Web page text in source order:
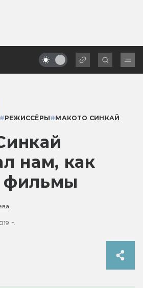
#РЕЖИССЁРЫ#МАКОТО СИНКАЙ
нам, как
фильмы
г.